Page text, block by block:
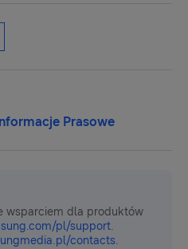
Informacje Prasowe
wsparciem dla produktów
pl/support.
contacts.